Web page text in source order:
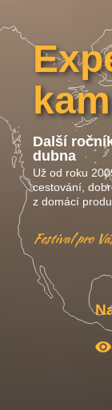
Další
dubna
Už od roku
cestování,
z domácí
Festival pro